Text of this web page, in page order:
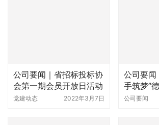
走进德泓咨询
党建动态 2022年3月7日
季专场招
公司要闻